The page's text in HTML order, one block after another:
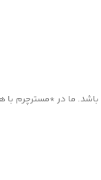
ما در *مسترچرم با